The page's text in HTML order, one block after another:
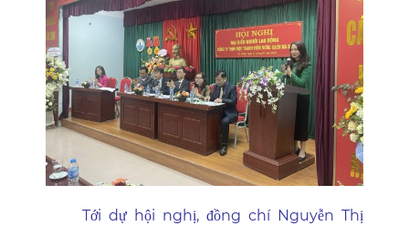
Tới dự hội nghị, đồng chí Nguyễn Thị